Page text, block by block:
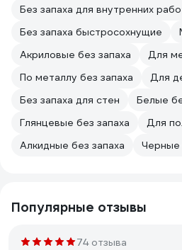
Без запаха для внутренних
Без запаха быстросохнущие
Акриловые без запаха
Для
По металлу без запаха
Для
Без запаха для стен
Белые
Глянцевые без запаха
Для
Алкидные без запаха
Черные
Популярные отзывы
74 отзыва